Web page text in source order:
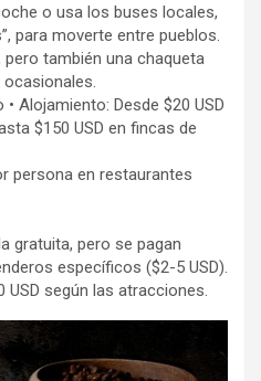
o usa los buses locales,
para moverte entre pueblos.
pero también una chaqueta
ocasionales.
Alojamiento: Desde $20 USD
$150 USD en fincas de
persona en restaurantes
gratuita, pero se pagan
específicos ($2-5 USD).
USD según las atracciones.